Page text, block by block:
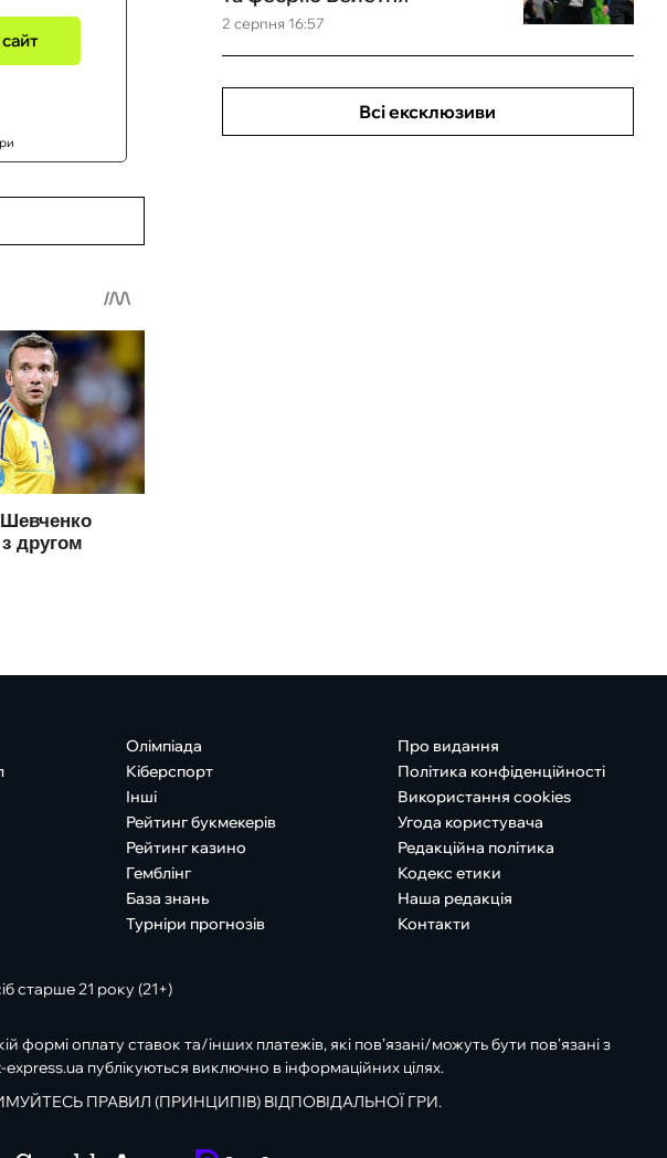
2 серпня 16:57
Всі ексклюзиви
Олімпіада
Кіберспорт
Інші
Рейтинг букмекерів
Рейтинг казино
Гемблінг
База знань
Турніри прогнозів
Про видання
Політика конфіденційності
Використання cookies
Угода користувача
Редакційна політика
Кодекс етики
Наша редакція
Контакти
старше 21 року (21+)
оплату ставок та/інших платежів, які пов’язані/можуть бути пов’язані з
публікуються виключно в інформаційних цілях.
ПРАВИЛ (ПРИНЦИПІВ) ВІДПОВІДАЛЬНОЇ ГРИ.